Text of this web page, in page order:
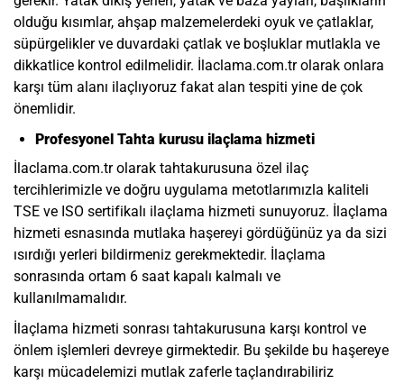
olduğu kısımlar, ahşap malzemelerdeki oyuk ve çatlaklar,
süpürgelikler ve duvardaki çatlak ve boşluklar mutlakla ve
dikkatlice kontrol edilmelidir. İlaclama.com.tr olarak onlara
karşı tüm alanı ilaçlıyoruz fakat alan tespiti yine de çok
önemlidir.
Profesyonel Tahta kurusu ilaçlama hizmeti
İlaclama.com.tr olarak tahtakurusuna özel ilaç
tercihlerimizle ve doğru uygulama metotlarımızla kaliteli
TSE ve ISO sertifikalı ilaçlama hizmeti sunuyoruz. İlaçlama
hizmeti esnasında mutlaka haşereyi gördüğünüz ya da sizi
ısırdığı yerleri bildirmeniz gerekmektedir. İlaçlama
sonrasında ortam 6 saat kapalı kalmalı ve
kullanılmamalıdır.
İlaçlama hizmeti sonrası tahtakurusuna karşı kontrol ve
önlem işlemleri devreye girmektedir. Bu şekilde bu haşereye
karşı mücadelemizi mutlak zaferle taçlandırabiliriz